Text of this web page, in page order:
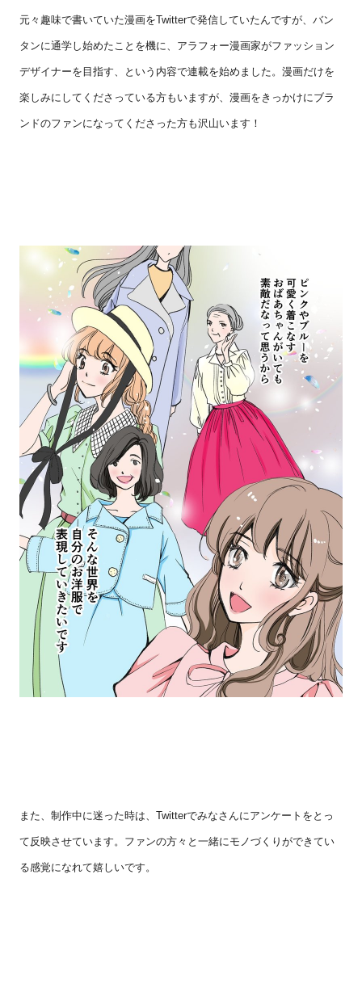
元々趣味で書いていた漫画をTwitterで発信していたんですが、バン
タンに通学し始めたことを機に、アラフォー漫画家がファッション
デザイナーを目指す、という内容で連載を始めました。漫画だけを
楽しみにしてくださっている方もいますが、漫画をきっかけにブラ
ンドのファンになってくださった方も沢山います！
また、制作中に迷った時は、 Twitterでみなさんにアンケートをとっ
て反映させています。ファンの方々と一緒にモノづくりができてい
る感覚になれて嬉しいです。